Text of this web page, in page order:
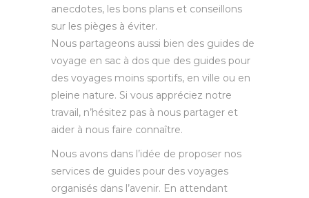
anecdotes, les bons plans et conseillons
sur les pièges à éviter.
Nous partageons aussi bien des guides de
voyage en sac à dos que des guides pour
des voyages moins sportifs, en ville ou en
pleine nature. Si vous appréciez notre
travail, n’hésitez pas à nous partager et
aider à nous faire connaître.
Nous avons dans l’idée de proposer nos
services de guides pour des voyages
organisés dans l’avenir. En attendant